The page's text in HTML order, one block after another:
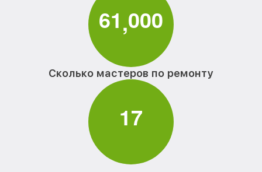
61,000
Сколько мастеров по ремонту
17